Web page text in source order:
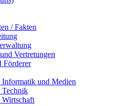
/ Fakten
Vertretungen
Förderer
Informatik und Medien
Technik
Wirtschaft